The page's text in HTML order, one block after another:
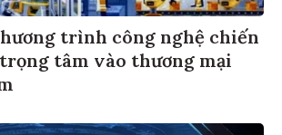
trình công nghệ chiến
tâm vào thương mại